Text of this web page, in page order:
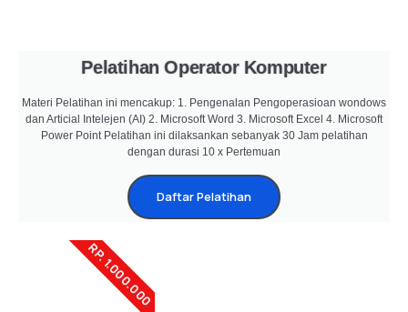
Pelatihan Operator Komputer
Materi Pelatihan ini mencakup: 1. Pengenalan Pengoperasioan wondows
dan Articial Intelejen (AI) 2. Microsoft Word 3. Microsoft Excel 4. Microsoft
Power Point Pelatihan ini dilaksankan sebanyak 30 Jam pelatihan
dengan durasi 10 x Pertemuan
Daftar Pelatihan
RP. 1.000.000